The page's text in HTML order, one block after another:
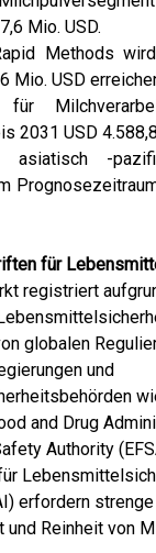
Mio. USD.
Methods
Mio. USD
2031 USD
-
für
registriert
globalen
und
and Drug
Authority
erfordern
und Reinheit von